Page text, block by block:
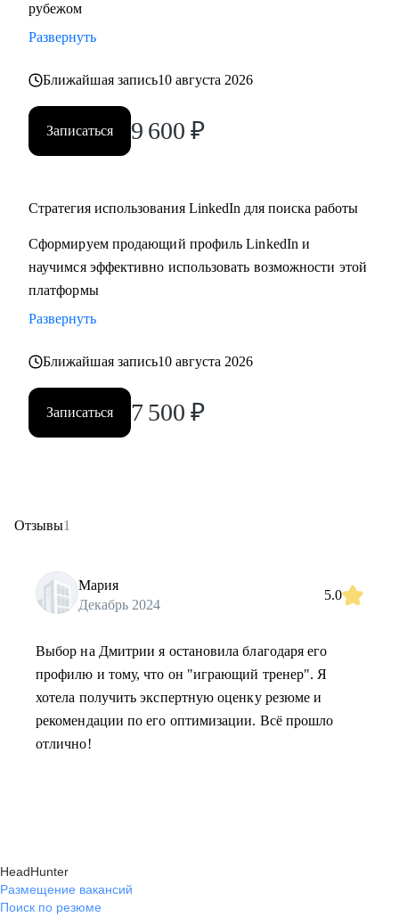
рубежом
Развернуть
Ближайшая запись10 августа 2026
Записаться 9 600 ₽
Стратегия использования LinkedIn для поиска работы
Сформируем продающий профиль LinkedIn и
научимся эффективно использовать возможности этой
платформы
Развернуть
Ближайшая запись10 августа 2026
Записаться 7 500 ₽
Отзывы1
Мария
Декабрь 2024
5.0
Выбор на Дмитрии я остановила благодаря его
профилю и тому, что он "играющий тренер". Я
хотела получить экспертную оценку резюме и
рекомендации по его оптимизации. Всё прошло
отлично!
HeadHunter
Размещение вакансий
Поиск по резюме